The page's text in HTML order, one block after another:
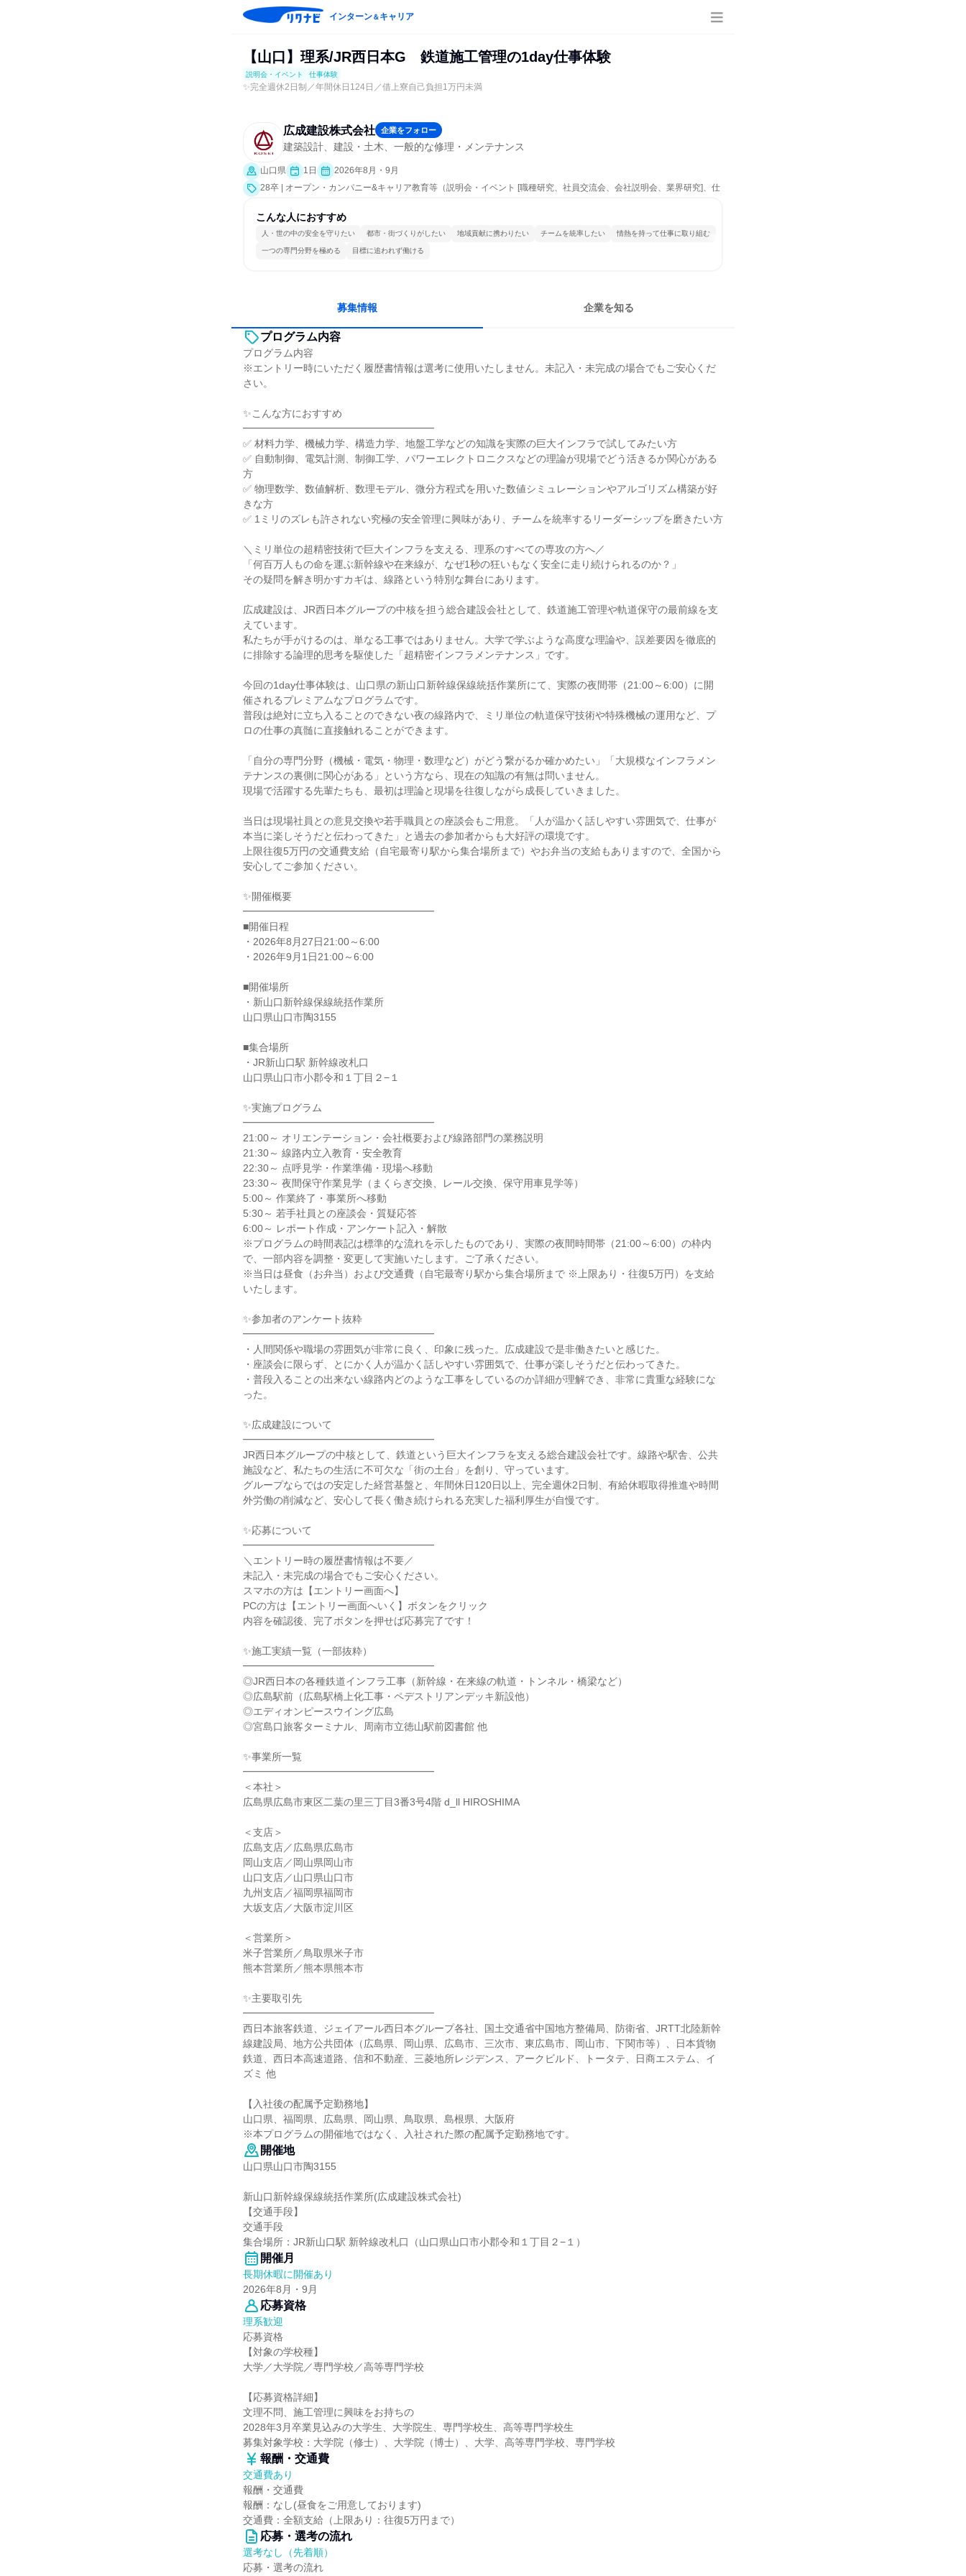
インターン＆キャリア
【山口】理系/JR西日本G 鉄道施工管理の1day仕事体験
説明会・イベント 仕事体験
✨完全週休2日制／年間休日124日／借上寮自己負担1万円未満
広成建設株式会社 企業をフォロー
建築設計、建設・土木、一般的な修理・メンテナンス
山口県 1日
2026年8月・9月
28卒 | オープン・カンパニー&キャリア教育等（説明会・イベント [職種研究、社員交流会、会社説明会、業界研究]、仕
こんな人におすすめ
人・世の中の安全を守りたい 都市・街づくりがしたい 地域貢献に携わりたい チームを統率したい 情熱を持って仕事に取り組む
一つの専門分野を極める 目標に追われず働ける
募集情報 企業を知る
プログラム内容
プログラム内容
※エントリー時にいただく履歴書情報は選考に使用いたしません。未記入・未完成の場合でもご安心くだ
さい。
✨こんな方におすすめ
━━━━━━━━━━━━━━━━━━━
✅ 材料力学、機械力学、構造力学、地盤工学などの知識を実際の巨大インフラで試してみたい方
✅ 自動制御、電気計測、制御工学、パワーエレクトロニクスなどの理論が現場でどう活きるか関心がある
方
✅ 物理数学、数値解析、数理モデル、微分方程式を用いた数値シミュレーションやアルゴリズム構築が好
きな方
✅ 1ミリのズレも許されない究極の安全管理に興味があり、チームを統率するリーダーシップを磨きたい方
＼ミリ単位の超精密技術で巨大インフラを支える、理系のすべての専攻の方へ／
「何百万人もの命を運ぶ新幹線や在来線が、なぜ1秒の狂いもなく安全に走り続けられるのか？」
その疑問を解き明かすカギは、線路という特別な舞台にあります。
広成建設は、JR西日本グループの中核を担う総合建設会社として、鉄道施工管理や軌道保守の最前線を支
えています。
私たちが手がけるのは、単なる工事ではありません。大学で学ぶような高度な理論や、誤差要因を徹底的
に排除する論理的思考を駆使した「超精密インフラメンテナンス」です。
今回の1day仕事体験は、山口県の新山口新幹線保線統括作業所にて、実際の夜間帯（21:00～6:00）に開
催されるプレミアムなプログラムです。
普段は絶対に立ち入ることのできない夜の線路内で、ミリ単位の軌道保守技術や特殊機械の運用など、プ
ロの仕事の真髄に直接触れることができます。
「自分の専門分野（機械・電気・物理・数理など）がどう繋がるか確かめたい」「大規模なインフラメン
テナンスの裏側に関心がある」という方なら、現在の知識の有無は問いません。
現場で活躍する先輩たちも、最初は理論と現場を往復しながら成長していきました。
当日は現場社員との意見交換や若手職員との座談会もご用意。「人が温かく話しやすい雰囲気で、仕事が
本当に楽しそうだと伝わってきた」と過去の参加者からも大好評の環境です。
上限往復5万円の交通費支給（自宅最寄り駅から集合場所まで）やお弁当の支給もありますので、全国から
安心してご参加ください。
✨開催概要
━━━━━━━━━━━━━━━━━━━
■開催日程
・2026年8月27日21:00～6:00
・2026年9月1日21:00～6:00
■開催場所
・新山口新幹線保線統括作業所
山口県山口市陶3155
■集合場所
・JR新山口駅 新幹線改札口
山口県山口市小郡令和１丁目２−１
✨実施プログラム
━━━━━━━━━━━━━━━━━━━
21:00～ オリエンテーション・会社概要および線路部門の業務説明
21:30～ 線路内立入教育・安全教育
22:30～ 点呼見学・作業準備・現場へ移動
23:30～ 夜間保守作業見学（まくらぎ交換、レール交換、保守用車見学等）
5:00～ 作業終了・事業所へ移動
5:30～ 若手社員との座談会・質疑応答
6:00～ レポート作成・アンケート記入・解散
※プログラムの時間表記は標準的な流れを示したものであり、実際の夜間時間帯（21:00～6:00）の枠内
で、一部内容を調整・変更して実施いたします。ご了承ください。
※当日は昼食（お弁当）および交通費（自宅最寄り駅から集合場所まで ※上限あり・往復5万円）を支給
いたします。
✨参加者のアンケート抜粋
━━━━━━━━━━━━━━━━━━━
・人間関係や職場の雰囲気が非常に良く、印象に残った。広成建設で是非働きたいと感じた。
・座談会に限らず、とにかく人が温かく話しやすい雰囲気で、仕事が楽しそうだと伝わってきた。
・普段入ることの出来ない線路内どのような工事をしているのか詳細が理解でき、非常に貴重な経験にな
った。
✨広成建設について
━━━━━━━━━━━━━━━━━━━
JR西日本グループの中核として、鉄道という巨大インフラを支える総合建設会社です。線路や駅舎、公共
施設など、私たちの生活に不可欠な「街の土台」を創り、守っています。
グループならではの安定した経営基盤と、年間休日120日以上、完全週休2日制、有給休暇取得推進や時間
外労働の削減など、安心して長く働き続けられる充実した福利厚生が自慢です。
✨応募について
━━━━━━━━━━━━━━━━━━━
＼エントリー時の履歴書情報は不要／
未記入・未完成の場合でもご安心ください。
スマホの方は【エントリー画面へ】
PCの方は【エントリー画面へいく】ボタンをクリック
内容を確認後、完了ボタンを押せば応募完了です！
✨施工実績一覧（一部抜粋）
━━━━━━━━━━━━━━━━━━━
◎JR西日本の各種鉄道インフラ工事（新幹線・在来線の軌道・トンネル・橋梁など）
◎広島駅前（広島駅橋上化工事・ペデストリアンデッキ新設他）
◎エディオンピースウイング広島
◎宮島口旅客ターミナル、周南市立徳山駅前図書館 他
✨事業所一覧
━━━━━━━━━━━━━━━━━━━
＜本社＞
広島県広島市東区二葉の里三丁目3番3号4階 d_ll HIROSHIMA
＜支店＞
広島支店／広島県広島市
岡山支店／岡山県岡山市
山口支店／山口県山口市
九州支店／福岡県福岡市
大坂支店／大阪市淀川区
＜営業所＞
米子営業所／鳥取県米子市
熊本営業所／熊本県熊本市
✨主要取引先
━━━━━━━━━━━━━━━━━━━
西日本旅客鉄道、ジェイアール西日本グループ各社、国土交通省中国地方整備局、防衛省、JRTT北陸新幹
線建設局、地方公共団体（広島県、岡山県、広島市、三次市、東広島市、岡山市、下関市等）、日本貨物
鉄道、西日本高速道路、信和不動産、三菱地所レジデンス、アークビルド、トータテ、日商エステム、イ
ズミ 他
【入社後の配属予定勤務地】
山口県、福岡県、広島県、岡山県、鳥取県、島根県、大阪府
※本プログラムの開催地ではなく、入社された際の配属予定勤務地です。
開催地
山口県山口市陶3155
新山口新幹線保線統括作業所(広成建設株式会社)
【交通手段】
交通手段
集合場所：JR新山口駅 新幹線改札口（山口県山口市小郡令和１丁目２−１）
開催月
長期休暇に開催あり
2026年8月・9月
応募資格
理系歓迎
応募資格
【対象の学校種】
大学／大学院／専門学校／高等専門学校
【応募資格詳細】
文理不問、施工管理に興味をお持ちの
2028年3月卒業見込みの大学生、大学院生、専門学校生、高等専門学校生
募集対象学校：大学院（修士）、大学院（博士）、大学、高等専門学校、専門学校
報酬・交通費
交通費あり
報酬・交通費
報酬：なし(昼食をご用意しております)
交通費：全額支給（上限あり：往復5万円まで）
応募・選考の流れ
選考なし（先着順）
応募・選考の流れ